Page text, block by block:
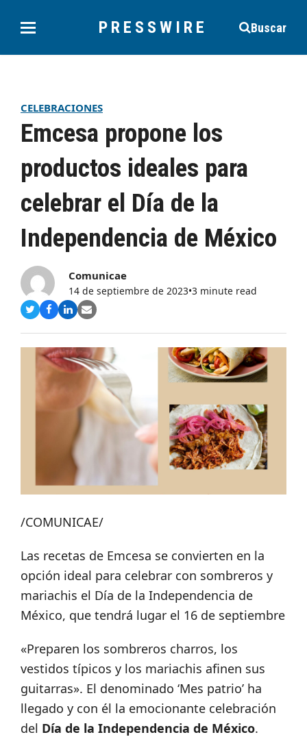
PRESSWIRE Buscar
CELEBRACIONES
Emcesa propone los
productos ideales para
celebrar el Día de la
Independencia de México
Comunicae
14 de septiembre de 2023•3 minute read
Compartir
Twitter
Compartir
Facebook
Compartir
LinkedIn
Share
Email
/COMUNICAE/
Las recetas de Emcesa se convierten en la
opción ideal para celebrar con sombreros y
mariachis el Día de la Independencia de
México, que tendrá lugar el 16 de septiembre
«Preparen los sombreros charros, los
vestidos típicos y los mariachis afinen sus
guitarras». El denominado ‘Mes patrio’ ha
llegado y con él la emocionante celebración
del Día de la Independencia de México.